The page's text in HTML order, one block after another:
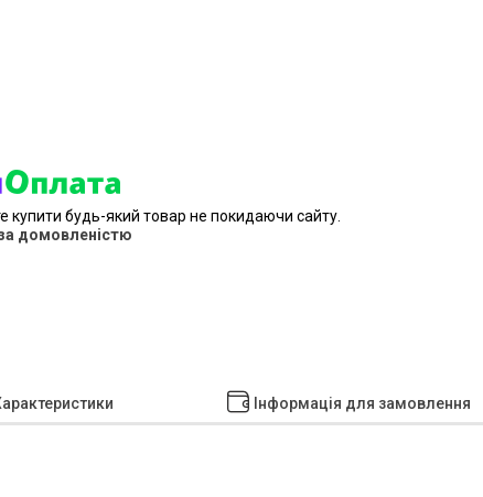
купити будь-який товар не покидаючи сайту.
домовленістю
Інформація для замовлення